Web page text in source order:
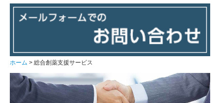
創薬薬物動態試験
トキシコキネティクス測定
臨床薬物動態試験
トリチウム標識化合物を用いた薬物動態試験に関するご
ホーム 総合創薬支援サービス